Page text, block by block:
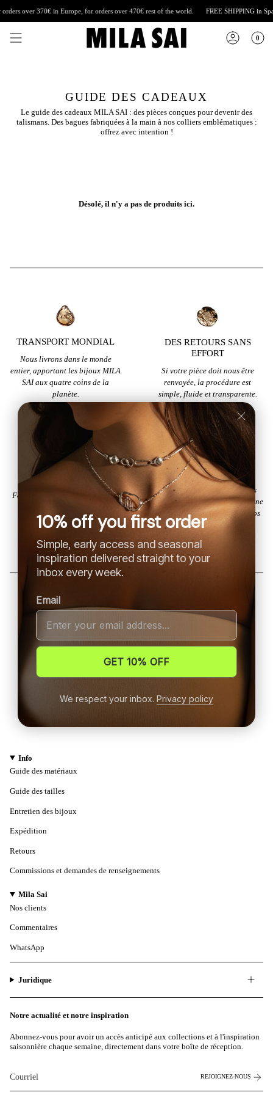
to
content
over 370€ in Europe, for orders over 470€ rest of the world. FREE SHIPPING in
0
GUIDE DES CADEAUX
Le guide des cadeaux MILA SAI : des pièces conçues pour devenir des
talismans. Des bagues fabriquées à la main à nos colliers emblématiques :
offrez avec intention !
Désolé, il n'y a pas de produits ici.
TRANSPORT MONDIAL
Nous livrons dans le monde
entier, apportant les bijoux MILA
SAI aux quatre coins de la
planète.
DES RETOURS SANS
EFFORT
Si votre pièce doit nous être
renvoyée, la procédure est
simple, fluide et transparente.
MÉTAUX RECYCLÉS
Fabriqué exclusivement à partir
honore à la fois la planète et
celui qui le porte.
CONCIERGE HUMAIN
Notre équipe est là pour vous
guider personnellement, avec une
attention aussi raffinée que nos
créations.
Info
Guide des matériaux
Guide des tailles
Entretien des bijoux
Expédition
Retours
Commissions et demandes de renseignements
Mila Sai
Nos clients
Commentaires
WhatsApp
Juridique
Notre actualité et notre inspiration
Abonnez-vous pour avoir un accès anticipé aux collections et à l'inspiration
saisonnière chaque semaine, directement dans votre boîte de réception.
REJOIGNEZ-NOUS
10% off you first order
Simple, early access and seasonal
inspiration delivered straight to your
inbox every week.
Email
GET 10% OFF
We respect your inbox. Privacy policy